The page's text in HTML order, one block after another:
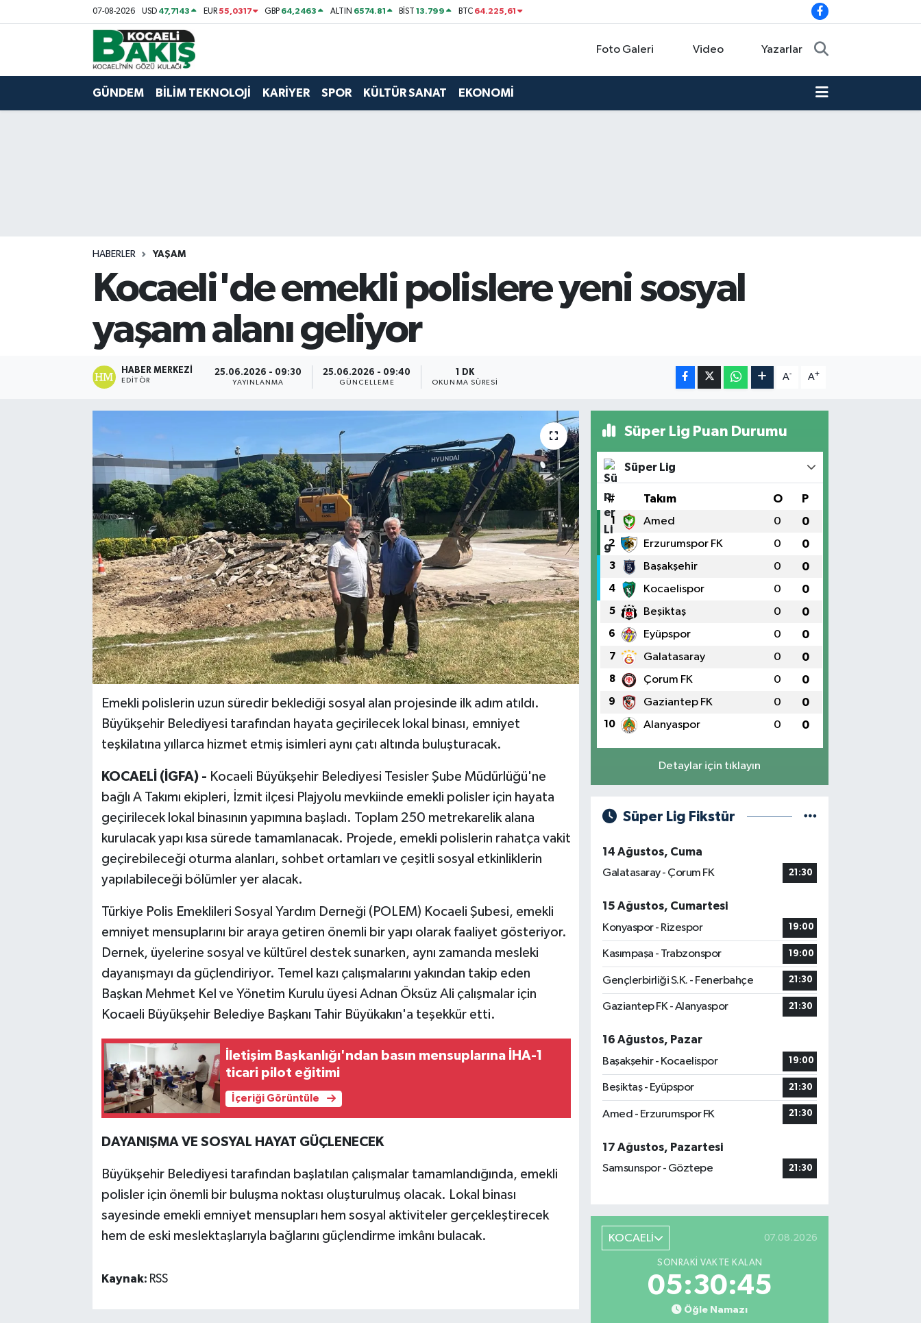
07-08-2026 USD 47,7143 EUR55,0317 GBP 64,2463 ALTIN 6574.81 BİST13.799 BTC 64.225,61
Foto Galeri Video Yazarlar
GÜNDEM BİLİM TEKNOLOJİ KARİYER SPOR KÜLTÜR SANAT EKONOMİ
HABERLER YAŞAM
Kocaeli'de emekli polislere yeni sosyal
yaşam alanı geliyor
HABER MERKEZI
EDITÖR
25.06.2026 - 09:30
YAYINLANMA
25.06.2026 - 09:40
GÜNCELLEME
1 DK
OKUNMA SÜRESI
A- A+
Emekli polislerin uzun süredir beklediği sosyal alan projesinde ilk adım atıldı.
Büyükşehir Belediyesi tarafından hayata geçirilecek lokal binası, emniyet
teşkilatına yıllarca hizmet etmiş isimleri aynı çatı altında buluşturacak.
KOCAELİ (İGFA) - Kocaeli Büyükşehir Belediyesi Tesisler Şube Müdürlüğü'ne
bağlı A Takımı ekipleri, İzmit ilçesi Plajyolu mevkiinde emekli polisler için hayata
geçirilecek lokal binasının yapımına başladı. Toplam 250 metrekarelik alana
kurulacak yapı kısa sürede tamamlanacak. Projede, emekli polislerin rahatça vakit
geçirebileceği oturma alanları, sohbet ortamları ve çeşitli sosyal etkinliklerin
yapılabileceği bölümler yer alacak.
Türkiye Polis Emeklileri Sosyal Yardım Derneği (POLEM) Kocaeli Şubesi, emekli
emniyet mensuplarını bir araya getiren önemli bir yapı olarak faaliyet gösteriyor.
Dernek, üyelerine sosyal ve kültürel destek sunarken, aynı zamanda mesleki
dayanışmayı da güçlendiriyor. Temel kazı çalışmalarını yakından takip eden
Başkan Mehmet Kel ve Yönetim Kurulu üyesi Adnan Öksüz Ali çalışmalar için
Kocaeli Büyükşehir Belediye Başkanı Tahir Büyükakın'a teşekkür etti.
İletişim Başkanlığı'ndan basın mensuplarına İHA-1
ticari pilot eğitimi
İçeriği Görüntüle
DAYANIŞMA VE SOSYAL HAYAT GÜÇLENECEK
Büyükşehir Belediyesi tarafından başlatılan çalışmalar tamamlandığında, emekli
polisler için önemli bir buluşma noktası oluşturulmuş olacak. Lokal binası
sayesinde emekli emniyet mensupları hem sosyal aktiviteler gerçekleştirecek
hem de eski meslektaşlarıyla bağlarını güçlendirme imkânı bulacak.
Kaynak: RSS
Süper Lig Puan Durumu
Süper Lig
# Takım O P
1 Amed 0 0
2 Erzurumspor FK 0 0
3 Başakşehir 0 0
4 Kocaelispor 0 0
5 Beşiktaş 0 0
6 Eyüpspor 0 0
7 Galatasaray 0 0
8 Çorum FK 0 0
9 Gaziantep FK 0 0
10 Alanyaspor 0 0
Detaylar için tıklayın
Süper Lig Fikstür
14 Ağustos, Cuma
Galatasaray - Çorum FK
21:30
15 Ağustos, Cumartesi
Konyaspor - Rizespor
19:00
Kasımpaşa - Trabzonspor 19:00
Gençlerbirliği S.K. - Fenerbahçe 21:30
Gaziantep FK - Alanyaspor 21:30
16 Ağustos, Pazar
Başakşehir - Kocaelispor
19:00
Beşiktaş - Eyüpspor 21:30
Amed - Erzurumspor FK 21:30
17 Ağustos, Pazartesi
Samsunspor - Göztepe
21:30
KOCAELİ 07.08.2026
SONRAKI VAKTE KALAN
05:30:44
Öğle Namazı
Kocaeli Nöbetçi Eczaneler
Kocaeli Hava Durumu